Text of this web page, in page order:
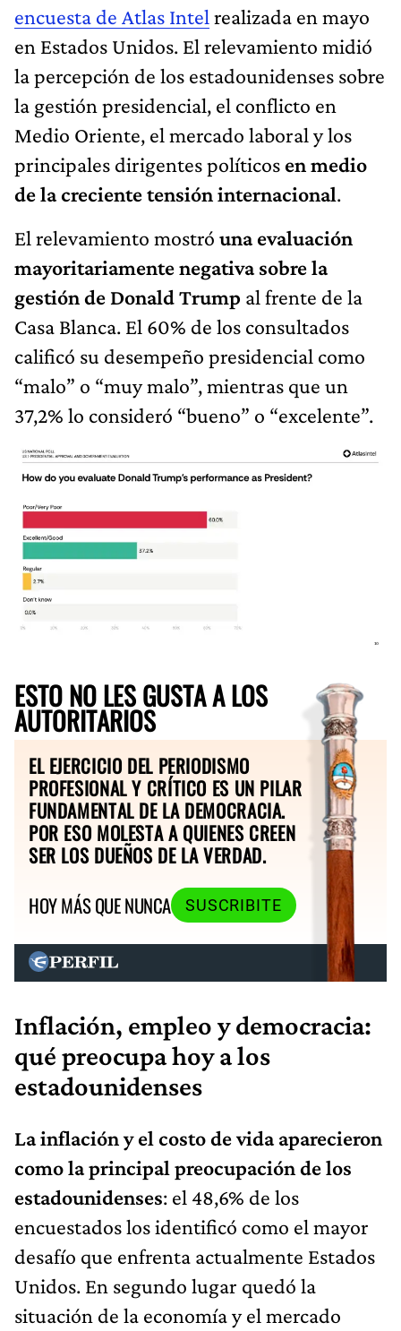
encuesta de Atlas Intel realizada en mayo
en Estados Unidos. El relevamiento midió
la percepción de los estadounidenses sobre
la gestión presidencial, el conflicto en
Medio Oriente, el mercado laboral y los
principales dirigentes políticos en medio
de la creciente tensión internacional.
El relevamiento mostró una evaluación
mayoritariamente negativa sobre la
gestión de Donald Trump al frente de la
Casa Blanca. El 60% de los consultados
calificó su desempeño presidencial como
“malo” o “muy malo”, mientras que un
37,2% lo consideró “bueno” o “excelente”.
ESTO NO LES GUSTA A LOS
AUTORITARIOS
EL EJERCICIO DEL PERIODISMO
PROFESIONAL Y CRÍTICO ES UN PILAR
FUNDAMENTAL DE LA DEMOCRACIA.
POR ESO MOLESTA A QUIENES CREEN
SER LOS DUEÑOS DE LA VERDAD.
HOY MÁS QUE NUNCA
SUSCRIBITE
Inflación, empleo y democracia:
qué preocupa hoy a los
estadounidenses
La inflación y el costo de vida aparecieron
como la principal preocupación de los
estadounidenses: el 48,6% de los
encuestados los identificó como el mayor
desafío que enfrenta actualmente Estados
Unidos. En segundo lugar quedó la
situación de la economía y el mercado